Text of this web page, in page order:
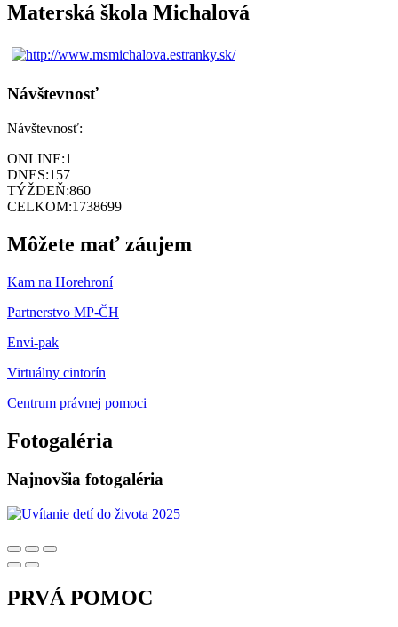
Materská škola Michalová
Návštevnosť
Návštevnosť:
ONLINE:1
DNES:157
TÝŽDEŇ:860
CELKOM:1738699
Môžete mať záujem
Kam na Horehroní
Partnerstvo MP-ČH
Envi-pak
Virtuálny cintorín
Centrum právnej pomoci
Fotogaléria
Najnovšia fotogaléria
PRVÁ POMOC